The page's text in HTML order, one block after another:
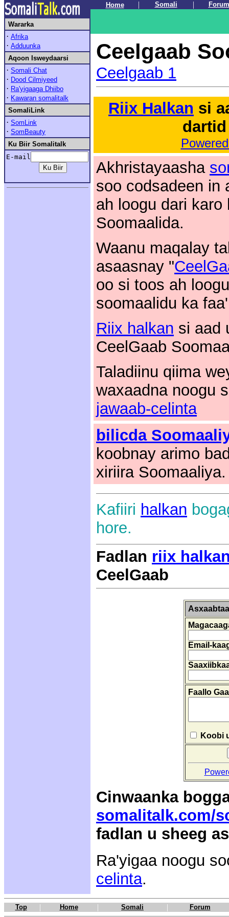
Wararka
· Afrika
· Adduunka
Aqoon Isweydaarsi
· Somali Chat
· Dood Cilmiyeed
· Ra'yigaaga Dhiibo
· Kawaran somalitalk
SomaliLink
· SomLink
· SomBeauty
Ku Biir Somalitalk
E-mail
Home | Somali | Forum
Ceelgaab
Ceelgaab 1
Riix Halkan si
dartid
Akhristayaasha
soo codsadeen in
ah loogu dari karo
Soomaalida.
Waanu maqalay
asaasnay "
oo si toos ah
soomaalidu ka
Riix halkan si aad
CeelGaab
Taladiinu qiima
waxaadna noogu
jawaab-celinta
bilicda
koobnay arimo
xiriira Soomaaliya.
Kafiiri halkan
hore.
Fadlan riix
CeelGaab
Email-
Faallo
Koobi
Cinwaanka
somalitalk.com/
fadlan u sheeg
Ra'yigaa noogu
celinta.
Top | Home | Somali | Forum